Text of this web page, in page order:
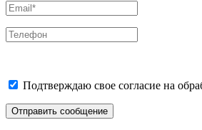
Подтверждаю свое согласие на
Отправить сообщение